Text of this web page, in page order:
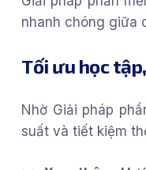
nhanh chóng giữa
Tối ưu học
Nhờ Giải pháp
suất và tiết kiệm